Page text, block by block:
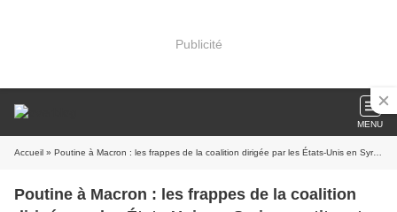
Publicité
MENU
Accueil » Poutine à Macron : les frappes de la coalition dirigée par les États-Unis en Syrie constituent une grave violation du droit international (Sputniknews)
Poutine à Macron : les frappes de la coalition